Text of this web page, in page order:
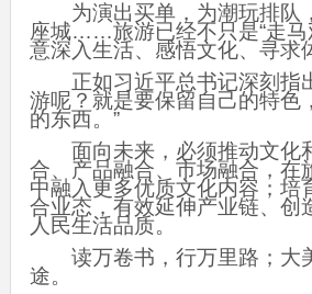
为演出买单，为潮玩排队
座城……旅游已经不只是“走马
意深入生活、感悟文化、寻求
正如习近平总书记深刻指
游呢？就是要保留自己的特色
的东西。”
面向未来，必须推动文化
合、产品融合、市场融合，在
中融入更多优质文化内容；培
合业态，有效延伸产业链、创
人民生活品质。
读万卷书，行万里路；大
途。